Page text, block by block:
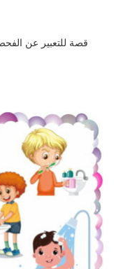
قصة للتعبير عن